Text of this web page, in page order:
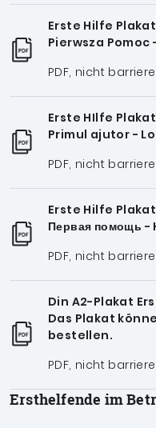
Erste Hilfe
Pierwsza
PDF, nicht
Erste HIlfe
Primul ajutor -
PDF, nicht
Erste Hilfe
Первая помощь -
PDF, nicht
Din A2-Plakat
Das Plakat
bestellen.
PDF, nicht
Ersthelfende im